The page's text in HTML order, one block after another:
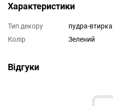
Характеристики
Тип декору
пудра-втирка
Колір
Зелений
Відгуки